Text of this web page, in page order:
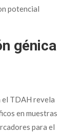
potencial
génica
el TDAH revela
en muestras
para el